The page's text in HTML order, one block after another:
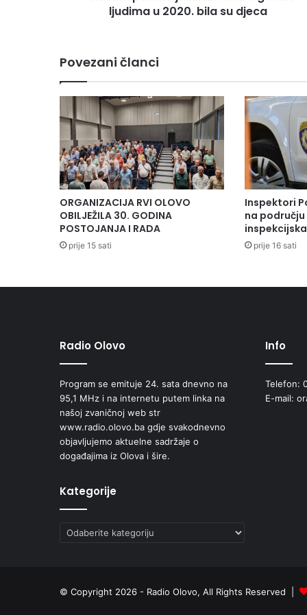
ljudima u 2020. bila su djeca
Povezani članci
ORGANIZACIJA RVI OLOVO
OBILJEŽILA 30. GODINA
POSTOJANJA I RADA
prije 15 sati
Inspektori
na području
prije 16 sati
Radio Olovo
Program se emituje 24. sata dnevno na
95,1 MHz i na internetu putem linka na
našoj zvaničnoj web str
www.radio.olovo.ba gdje svakodnevno
objavljujemo aktuelne sadržaje o
događajima iz Olova i šire.
Kategorije
Kategorije
Info
Telefon:
E-mail:
© Copyright 2026 - Radio Olovo, All Rights Reserved |